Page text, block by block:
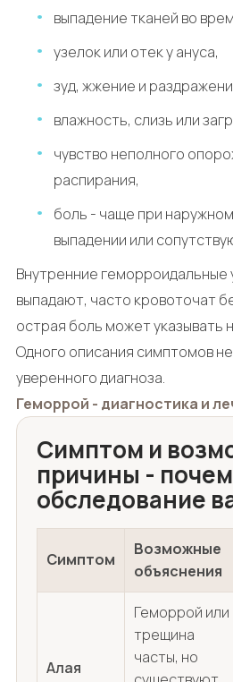
выпадение тканей во
узелок или отек у ануса,
зуд, жжение и
влажность, слизь или
чувство неполного
распирания,
боль - чаще при
выпадении или
Внутренние геморроидальные
выпадают, часто кровоточат
острая боль может указывать
Одного описания симптомов
уверенного диагноза.
Геморрой - диагностика и
Симптом и
причины -
обследование
Симптом
Возможные
объяснения
Алая
Геморрой или
трещина
часты, но